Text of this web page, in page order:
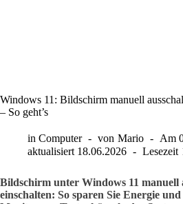
Windows 11: Bildschirm manuell
– So geht’s
in Computer von Mario Am
aktualisiert 18.06.2026 Lesezeit
Bildschirm unter Windows 11 manuell
einschalten: So sparen Sie Energie